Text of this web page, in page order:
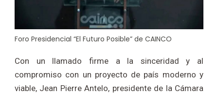
Foro Presidencial “El Futuro Posible” de CAINCO
Con un llamado firme a la sinceridad y al
compromiso con un proyecto de país moderno y
viable, Jean Pierre Antelo, presidente de la Cámara